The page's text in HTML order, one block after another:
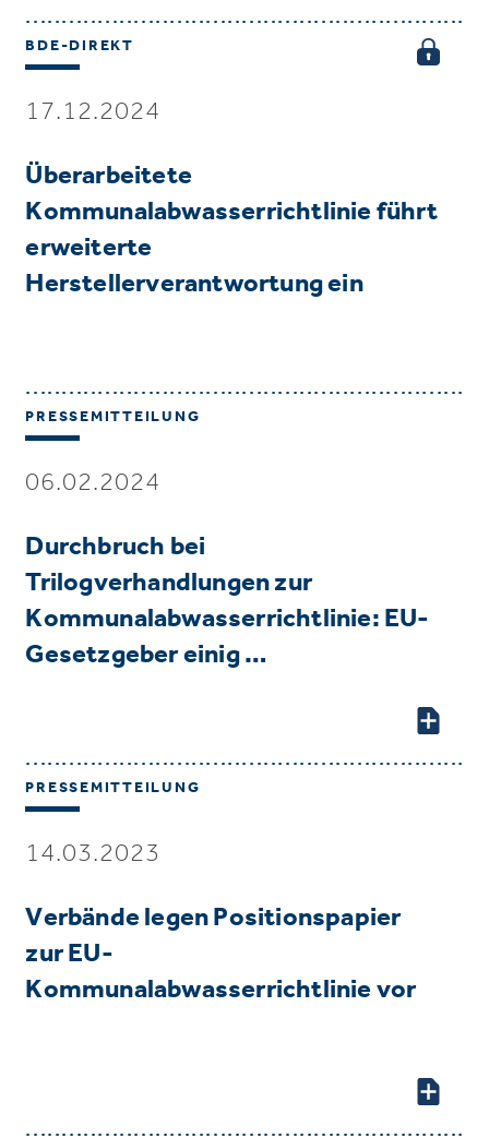
BDE-DIREKT
17.12.2024
Überarbeitete
Kommunalabwasserrichtlinie führt
erweiterte
Herstellerverantwortung ein
PRESSEMITTEILUNG
06.02.2024
Durchbruch bei
Trilogverhandlungen zur
Kommunalabwasserrichtlinie: EU-
Gesetzgeber einig …
PRESSEMITTEILUNG
14.03.2023
Verbände legen Positionspapier
zur EU-
Kommunalabwasserrichtlinie vor